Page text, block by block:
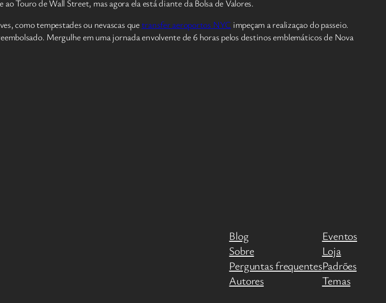
Touro de Wall Street, mas agora ela está diante da Bolsa de Valores.
como tempestades ou nevascas quetransfer aeroportos NYC impeçam a realizaçao do passeio.
Mergulhe em uma jornada envolvente de 6 horas pelos destinos emblemáticos de Nova
Blog
Sobre
Perguntas frequentes
Autores
Eventos
Loja
Padrões
Temas